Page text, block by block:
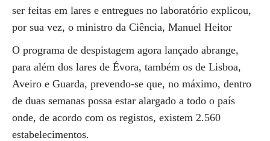
ser feitas em lares e entregues no laboratório explicou,
por sua vez, o ministro da Ciência, Manuel Heitor
O programa de despistagem agora lançado abrange,
para além dos lares de Évora, também os de Lisboa,
Aveiro e Guarda, prevendo-se que, no máximo, dentro
de duas semanas possa estar alargado a todo o país
onde, de acordo com os registos, existem 2.560
estabelecimentos.